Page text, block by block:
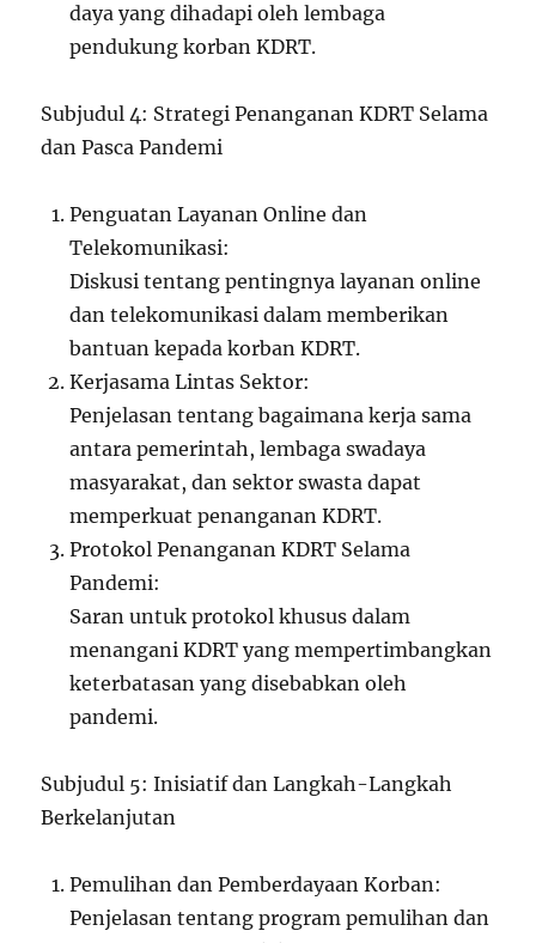
daya yang dihadapi oleh lembaga
pendukung korban KDRT.
Subjudul 4: Strategi Penanganan KDRT Selama
dan Pasca Pandemi
Penguatan Layanan Online dan
Telekomunikasi:
Diskusi tentang pentingnya layanan online
dan telekomunikasi dalam memberikan
bantuan kepada korban KDRT.
Kerjasama Lintas Sektor:
Penjelasan tentang bagaimana kerja sama
antara pemerintah, lembaga swadaya
masyarakat, dan sektor swasta dapat
memperkuat penanganan KDRT.
Protokol Penanganan KDRT Selama
Pandemi:
Saran untuk protokol khusus dalam
menangani KDRT yang mempertimbangkan
keterbatasan yang disebabkan oleh
pandemi.
Subjudul 5: Inisiatif dan Langkah-Langkah
Berkelanjutan
Pemulihan dan Pemberdayaan Korban:
Penjelasan tentang program pemulihan dan